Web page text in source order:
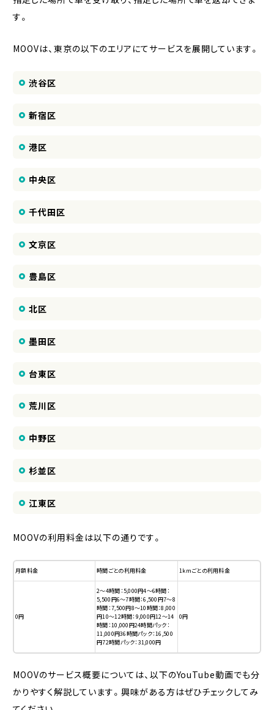
す。
MOOVは、東京の以下のエリアにてサービスを展開しています。
渋谷区
新宿区
港区
中央区
千代田区
文京区
豊島区
北区
墨田区
台東区
荒川区
中野区
杉並区
江東区
MOOVの利用料金は以下の通りです。
月額料金 時間ごとの利用料金 1kmごとの利用料金
0円
2〜4時間：5,000円4〜6時間：
5,500円6〜7時間：6,500円7〜8
時間：7,500円8〜10時間：8,000
円10〜12時間：9,000円12〜14
時間：10,000円24時間パック：
11,000円36時間パック：16,500
円72時間パック：31,000円
0円
MOOVのサービス概要については、以下のYouTube動画でも分
かりやすく解説しています。興味がある方はぜひチェックしてみ